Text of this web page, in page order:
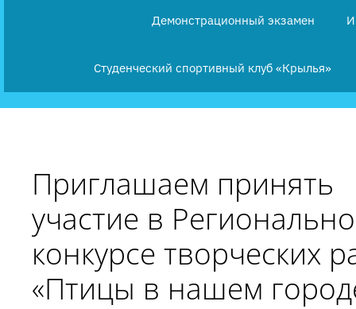
Демонстрационный экзамен
Студенческий спортивный клуб «Крылья»
Приглашаем принять
участие в
конкурсе творческих
«Птицы в нашем